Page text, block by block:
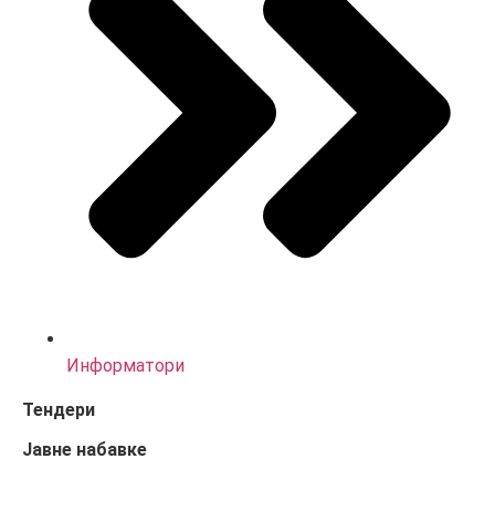
Информатори
Тендери
Јавне набавке